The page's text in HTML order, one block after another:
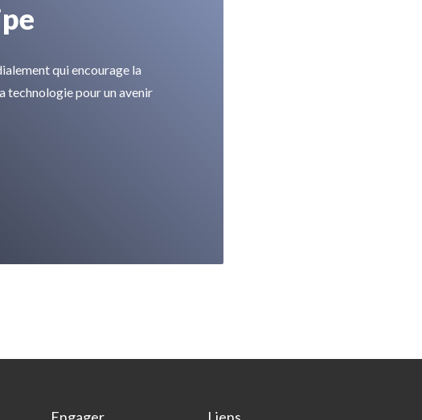
qui encourage la
technologie pour un avenir
Engager Liens